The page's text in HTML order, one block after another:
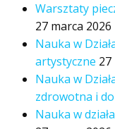
Warsztaty
27 marca 2026
Nauka w
artystyczne 27
Nauka w
zdrowotna i
Nauka w